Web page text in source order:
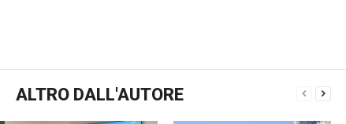
ALTRO DALL'AUTORE